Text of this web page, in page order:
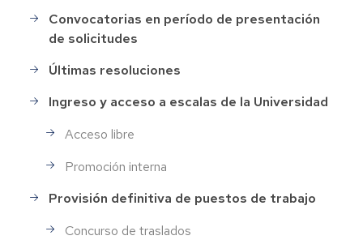
Selección
de
Personal
Convocatorias en período de presentación
de solicitudes
Últimas resoluciones
Ingreso y acceso a escalas de la Universidad
Acceso libre
Promoción interna
Provisión definitiva de puestos de trabajo
Concurso de traslados